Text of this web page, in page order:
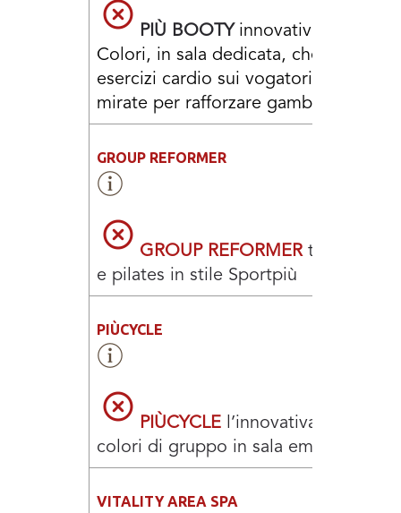
PIÙ BOOTY innovativo Corso a
Colori, in sala dedicata, che combina
esercizi cardio sui vogatori a stazioni
mirate per rafforzare gambe e glutei
GROUP REFORMER
GROUP REFORMER
e pilates in stile Sportpiù
PIÙCYCLE
PIÙCYCLE l’innovativa pedalata
colori di gruppo in sala emozionale
VITALITY AREA SPA